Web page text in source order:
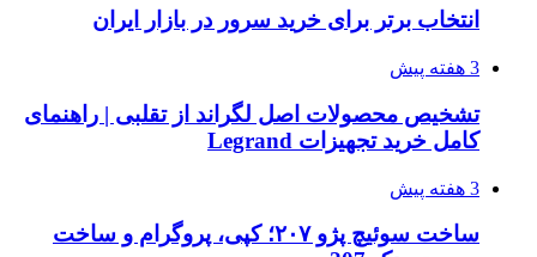
انتخاب برتر برای خرید سرور در بازار ایران
3 هفته پیش
تشخیص محصولات اصل لگراند از تقلبی | راهنمای
کامل خرید تجهیزات Legrand
3 هفته پیش
ساخت سوئیچ پژو ۲۰۷؛ کپی، پروگرام و ساخت